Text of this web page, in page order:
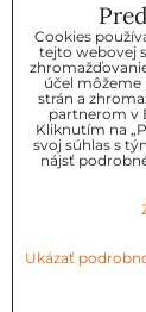
GDPR
KONTAKT
OBCHODNE-
Cookies
tejto webovej
účel môžeme
strán a
partnerom v
Kliknutím na
svoj súhlas s
nájsť
Ukázať